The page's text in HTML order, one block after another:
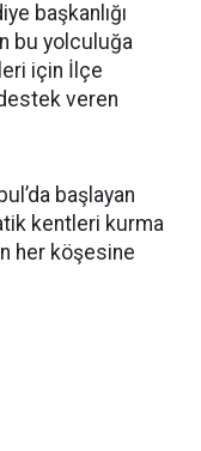
başkanlığı
bu yolculuğa
için İlçe
veren
başlayan
kentleri kurma
her köşesine